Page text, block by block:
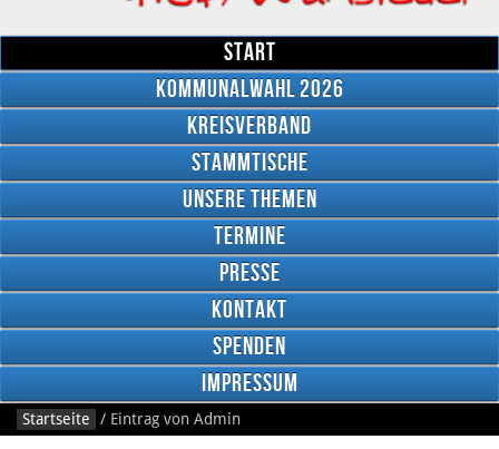
Twitter
Google
Plus
YouTube
Start
Kommunalwahl 2026
Kreisverband
Stammtische
Unsere Themen
Termine
Presse
Kontakt
Spenden
Impressum
Startseite / Eintrag von Admin